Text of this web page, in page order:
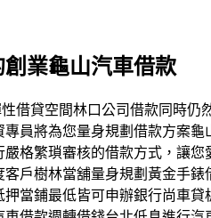
業龜山汽車借款
借貸空間林口公司借款同時
員將為您量身規劃借款方案
格繁瑣審核的借款方式，讓
戶樹林當舖量身規劃黃金手
當鋪最低皆可申辦銀行尚車